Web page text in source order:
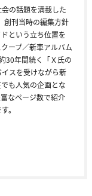
の話題を満載した
創刊当時の編集方針
という立ち位置を
ープ／新車アルバム
30年間続く「Ｘ氏の
スを受けながら新
も人気の企画とな
なページ数で紹介
。